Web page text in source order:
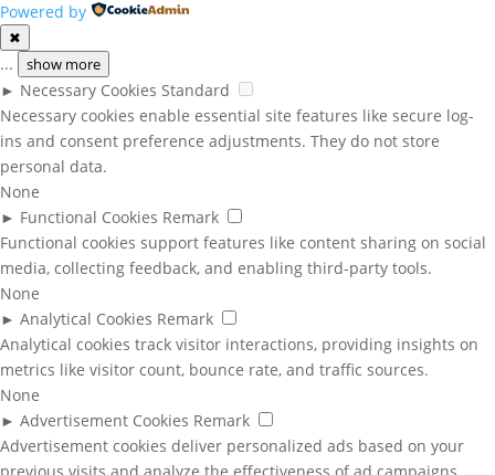
Powered by
✖
... show more
► Necessary Cookies Standard
Necessary cookies enable essential site features like secure log-
ins and consent preference adjustments. They do not store
personal data.
None
► Functional Cookies Remark
Functional cookies support features like content sharing on social
media, collecting feedback, and enabling third-party tools.
None
► Analytical Cookies Remark
Analytical cookies track visitor interactions, providing insights on
metrics like visitor count, bounce rate, and traffic sources.
None
► Advertisement Cookies Remark
Advertisement cookies deliver personalized ads based on your